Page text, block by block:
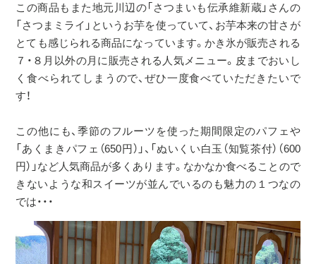
この商品もまた地元川辺の「さつまいも伝承維新蔵」さんの
「さつまミライ」というお芋を使っていて、お芋本来の甘さが
とても感じられる商品になっています。かき氷が販売される
７・８月以外の月に販売される人気メニュー。皮までおいし
く食べられてしまうので、ぜひ一度食べていただきたいで
す！
この他にも、季節のフルーツを使った期間限定のパフェや
「あくまきパフェ（650円）」、「ぬいくい白玉（知覧茶付）（600
円）」など人気商品が多くあります。なかなか食べることので
きないような和スイーツが並んでいるのも魅力の１つなの
では・・・